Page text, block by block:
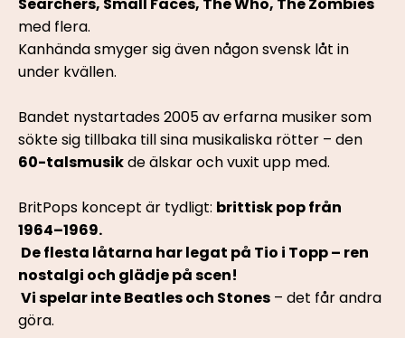
med flera.
Kanhända smyger sig även någon svensk låt in
under kvällen.
Bandet nystartades 2005 av erfarna musiker som
60-talsmusik de älskar och vuxit upp med.
BritPops koncept är tydligt: brittisk pop från
1964–1969.
nostalgi och glädje på scen!
Vi spelar inte Beatles och Stones – det får andra
göra.